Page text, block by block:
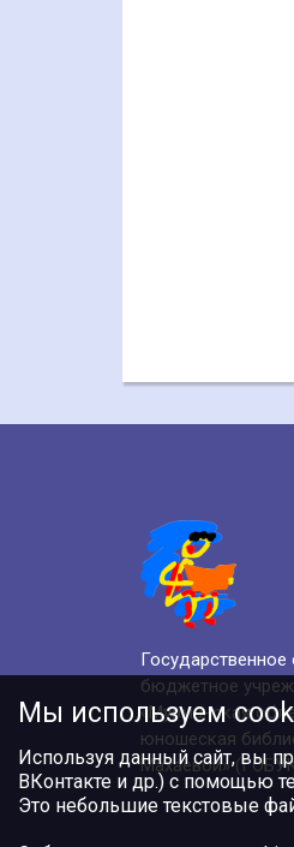
Государственное
бюджетное
«Мурманская
юношеская
Махаевой»
Мы используем
Используя данный сайт, вы
ВКонтакте и др.) с помощью
Это небольшие текстовые